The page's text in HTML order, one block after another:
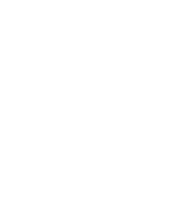
Rettungswachen
durchgeführt: